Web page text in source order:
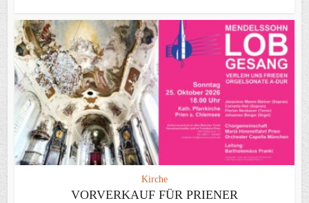
Kirche
VORVERKAUF FÜR PRIENER